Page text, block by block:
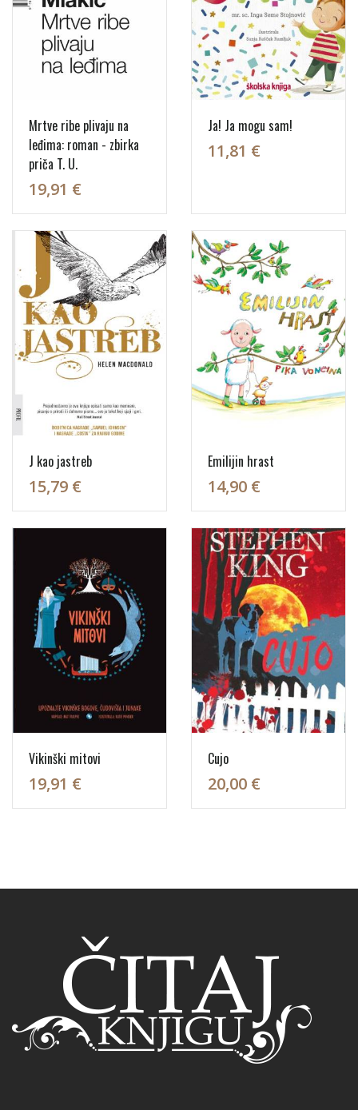
Mrtve ribe plivaju na
leđima: roman - zbirka
priča T. U.
19,91 €
Ja! Ja mogu sam!
11,81 €
J kao jastreb
15,79 €
Emilijin hrast
14,90 €
Vikinški mitovi
19,91 €
Cujo
20,00 €